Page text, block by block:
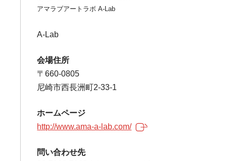
アマラブアートラボ A-Lab
A-Lab
会場住所
〒660-0805
尼崎市西長洲町2-33-1
ホームページ
http://www.ama-a-lab.com/
問い合わせ先